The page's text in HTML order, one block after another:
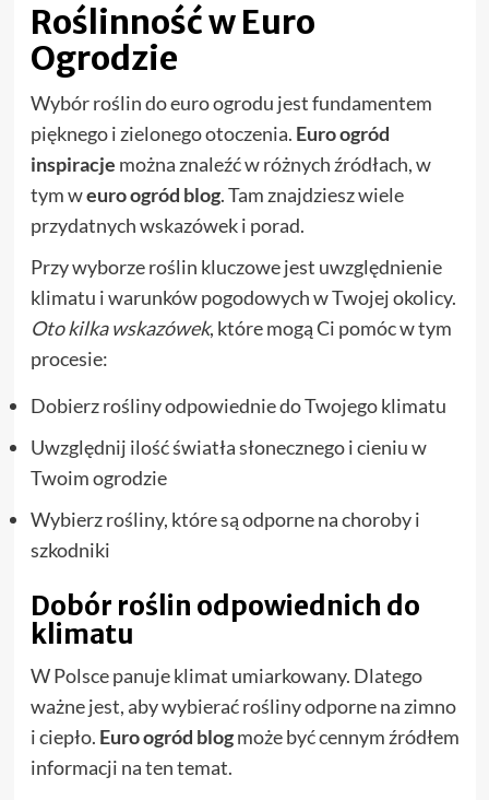
Roślinność w Euro
Ogrodzie
Wybór roślin do euro ogrodu jest fundamentem
pięknego i zielonego otoczenia. Euro ogród
inspiracje można znaleźć w różnych źródłach, w
tym weuro ogród blog. Tam znajdziesz wiele
przydatnych wskazówek i porad.
Przy wyborze roślin kluczowe jest uwzględnienie
klimatu i warunków pogodowych w Twojej okolicy.
Oto kilka wskazówek, które mogą Ci pomóc w tym
procesie:
Dobierz rośliny odpowiednie do Twojego klimatu
Uwzględnij ilość światła słonecznego i cieniu w
Twoim ogrodzie
Wybierz rośliny, które są odporne na choroby i
szkodniki
Dobór roślin odpowiednich do
klimatu
W Polsce panuje klimat umiarkowany. Dlatego
ważne jest, aby wybierać rośliny odporne na zimno
i ciepło. Euro ogród blogmoże być cennym źródłem
informacji na ten temat.